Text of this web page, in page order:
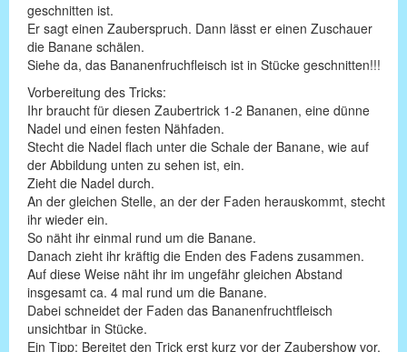
geschnitten ist.
Er sagt einen Zauberspruch. Dann lässt er einen Zuschauer
die Banane schälen.
Siehe da, das Bananenfruchfleisch ist in Stücke geschnitten!!!
Vorbereitung des Tricks:
Ihr braucht für diesen Zaubertrick 1-2 Bananen, eine dünne
Nadel und einen festen Nähfaden.
Stecht die Nadel flach unter die Schale der Banane, wie auf
der Abbildung unten zu sehen ist, ein.
Zieht die Nadel durch.
An der gleichen Stelle, an der der Faden herauskommt, stecht
ihr wieder ein.
So näht ihr einmal rund um die Banane.
Danach zieht ihr kräftig die Enden des Fadens zusammen.
Auf diese Weise näht ihr im ungefähr gleichen Abstand
insgesamt ca. 4 mal rund um die Banane.
Dabei schneidet der Faden das Bananenfruchtfleisch
unsichtbar in Stücke.
Ein Tipp: Bereitet den Trick erst kurz vor der Zaubershow vor,